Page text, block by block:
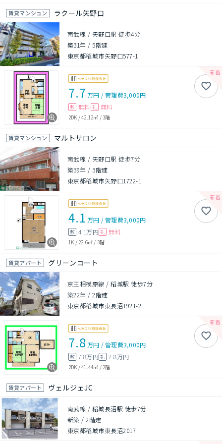
賃貸マンション ラクール矢野口
南武線 / 矢野口駅 徒歩4分
築31年 /5階建
東京都稲城市矢野口577-1
7.7 万円 /管理費3,000円
敷 無料 礼 無料
2DK /42.12㎡ /3階
賃貸マンション マルトサロン
南武線 / 矢野口駅 徒歩7分
築39年 / 3階建
東京都稲城市矢野口1722-1
4.1 万円 /管理費3,000円
敷 4.1万円 礼 無料
1K /22.6㎡ / 3階
賃貸アパート グリーンコート
京王相模原線 / 稲城駅 徒歩7分
築22年 /2階建
東京都稲城市東長沼1921-2
7.8万円 /管理費3,000円
敷 7.8万円礼 7.8万円
2DK /41.44㎡ /2階
賃貸アパート ヴェルジェJC
南武線 / 稲城長沼駅 徒歩7分
新築 /2階建
東京都稲城市東長沼2017